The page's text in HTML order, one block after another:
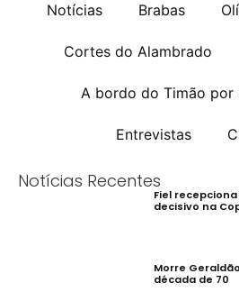
Notícias Brabas
Cortes do Alambrado
A bordo do Timão por
Entrevistas
Notícias Recentes
Fiel
decisivo na
Morre
década de 70